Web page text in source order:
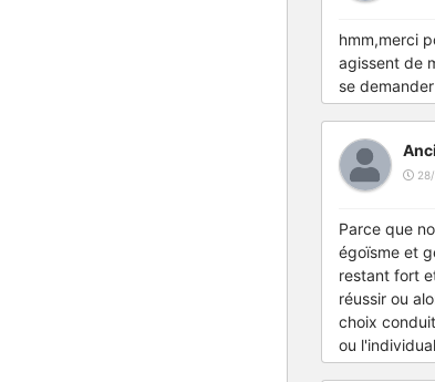
hmm,merci
agissent de
se
Parce que
égoïsme et
restant fort
réussir ou
choix
ou